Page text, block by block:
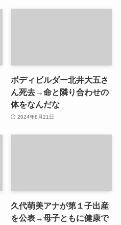
ボディビルダー北井大五さ
ん死去→命と隣り合わせの
体をなんだな
2024年8月21日
久代萌美アナが第１子出産
を公表→母子ともに健康で